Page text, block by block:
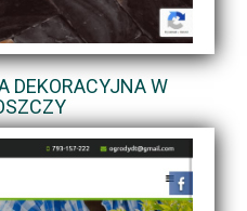
DEKORACYJNA W